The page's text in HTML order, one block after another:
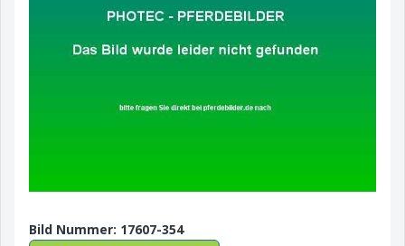
Bild Nummer: 17607-354